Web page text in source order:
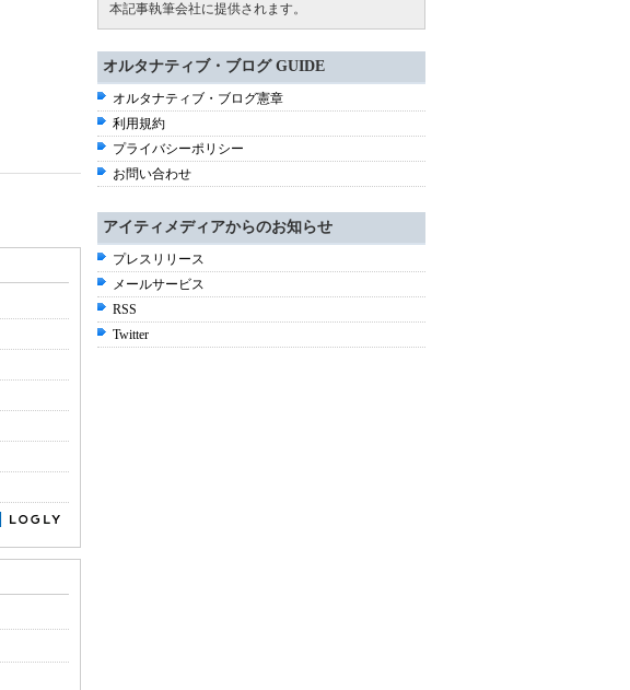
本記事執筆会社に提供されます。
オルタナティブ・ブログ GUIDE
オルタナティブ・ブログ憲章
利用規約
プライバシーポリシー
お問い合わせ
アイティメディアからのお知らせ
プレスリリース
メールサービス
RSS
Twitter